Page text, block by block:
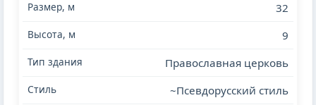
32
9
Православная церковь
~Псевдорусский стиль